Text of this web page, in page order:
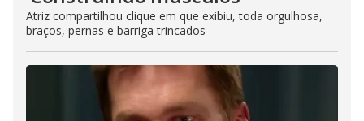
Atriz compartilhou clique em que exibiu, toda orgulhosa,
braços, pernas e barriga trincados